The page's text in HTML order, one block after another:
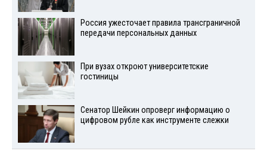
Россия ужесточает правила трансграничной
передачи персональных данных
При вузах откроют университетские
гостиницы
Сенатор Шейкин опроверг информацию о
цифровом рубле как инструменте слежки